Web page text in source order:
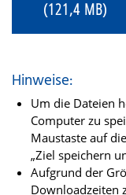
(121,4 MB)
Hinweise:
Um die Dateien
Computer zu
Maustaste auf
„Ziel speichern
Aufgrund der
Downloadzeiten